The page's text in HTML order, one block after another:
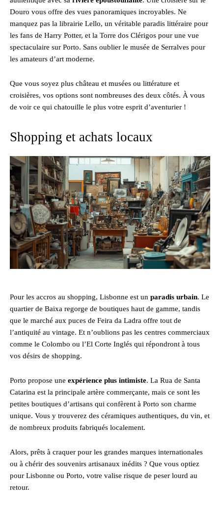
Douro vous offre des vues panoramiques incroyables. Ne
manquez pas la librairie Lello, un véritable paradis littéraire pour
les fans de Harry Potter, et la Torre dos Clérigos pour une vue
spectaculaire sur Porto. Sans oublier le musée de Serralves pour
les amateurs d’art moderne.
Que vous soyez plus château et musées ou littérature et
croisières, vos options sont nombreuses des deux côtés. À vous
de voir ce qui chatouille le plus votre esprit d’aventurier !
Shopping et achats locaux
Pour les accros au shopping, Lisbonne est un paradis urbain. Le
quartier de Baixa regorge de boutiques haut de gamme, tandis
que le marché aux puces de Feira da Ladra offre tout de
l’antiquité au vintage. Et n’oublions pas les centres commerciaux
comme le Colombo ou l’El Corte Inglés qui répondront à tous
vos désirs de shopping.
Porto propose une expérience plus intimiste. La Rua de Santa
Catarina est la principale artère commerçante, mais ce sont les
petites boutiques d’artisans qui confèrent à Porto son charme
unique. Vous y trouverez des céramiques authentiques, du vin, et
de nombreux produits fabriqués localement.
Alors, prêts à craquer pour les grandes marques internationales
ou à chérir des souvenirs artisanaux inédits ? Que vous optiez
pour Lisbonne ou Porto, votre valise risque de peser lourd au
retour.